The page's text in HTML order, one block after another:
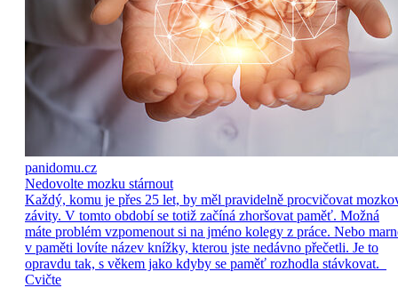
panidomu.cz
Nedovolte mozku stárnout
Každý, komu je přes 25 let, by měl pravidelně procvičovat
závity. V tomto období se totiž začíná zhoršovat paměť. Možná
máte problém vzpomenout si na jméno kolegy z práce. Nebo
v paměti lovíte název knížky, kterou jste nedávno přečetli. Je to
opravdu tak, s věkem jako kdyby se paměť rozhodla stávkovat.
Cvičte